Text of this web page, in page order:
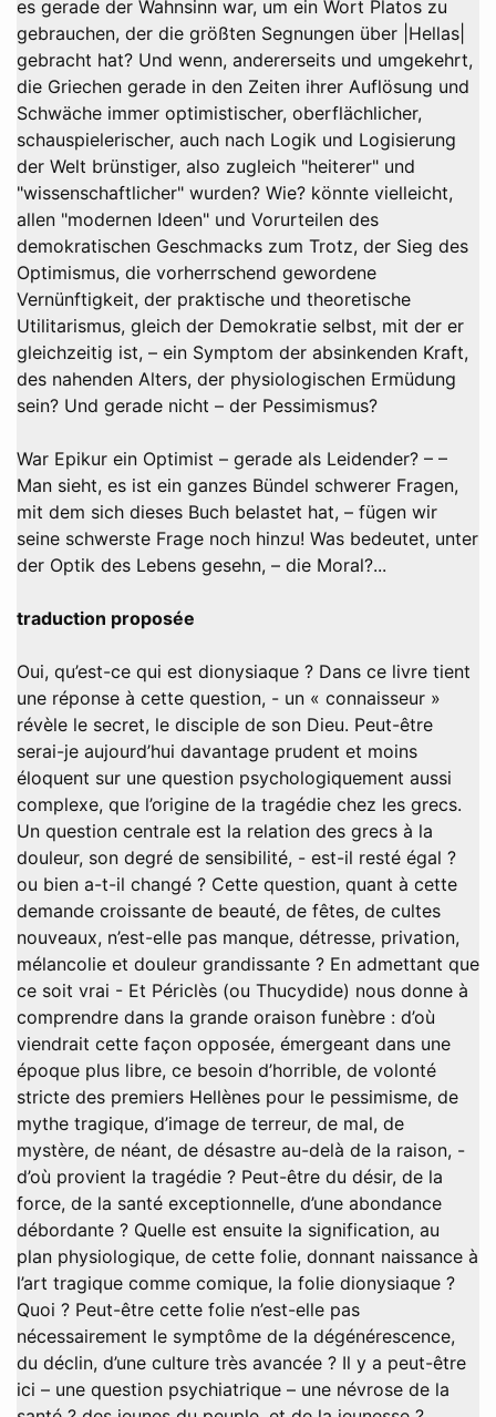
es gerade der Wahnsinn war, um ein Wort Platos zu
gebrauchen, der die größten Segnungen über |Hellas|
gebracht hat? Und wenn, andererseits und umgekehrt,
die Griechen gerade in den Zeiten ihrer Auflösung und
Schwäche immer optimistischer, oberflächlicher,
schauspielerischer, auch nach Logik und Logisierung
der Welt brünstiger, also zugleich "heiterer" und
"wissenschaftlicher" wurden? Wie? könnte vielleicht,
allen "modernen Ideen" und Vorurteilen des
demokratischen Geschmacks zum Trotz, der Sieg des
Optimismus, die vorherrschend gewordene
Vernünftigkeit, der praktische und theoretische
Utilitarismus, gleich der Demokratie selbst, mit der er
gleichzeitig ist, – ein Symptom der absinkenden Kraft,
des nahenden Alters, der physiologischen Ermüdung
sein? Und gerade nicht – der Pessimismus?
War Epikur ein Optimist – gerade als Leidender? – –
Man sieht, es ist ein ganzes Bündel schwerer Fragen,
mit dem sich dieses Buch belastet hat, – fügen wir
seine schwerste Frage noch hinzu! Was bedeutet, unter
der Optik des Lebens gesehn, – die Moral?...
traduction proposée
Oui, qu’est-ce qui est dionysiaque ? Dans ce livre tient
une réponse à cette question, - un « connaisseur »
révèle le secret, le disciple de son Dieu. Peut-être
serai-je aujourd’hui davantage prudent et moins
éloquent sur une question psychologiquement aussi
complexe, que l’origine de la tragédie chez les grecs.
Un question centrale est la relation des grecs à la
douleur, son degré de sensibilité, - est-il resté égal ?
ou bien a-t-il changé ? Cette question, quant à cette
demande croissante de beauté, de fêtes, de cultes
nouveaux, n’est-elle pas manque, détresse, privation,
mélancolie et douleur grandissante ? En admettant que
ce soit vrai - Et Périclès (ou Thucydide) nous donne à
comprendre dans la grande oraison funèbre : d’où
viendrait cette façon opposée, émergeant dans une
époque plus libre, ce besoin d’horrible, de volonté
stricte des premiers Hellènes pour le pessimisme, de
mythe tragique, d’image de terreur, de mal, de
mystère, de néant, de désastre au-delà de la raison, -
d’où provient la tragédie ? Peut-être du désir, de la
force, de la santé exceptionnelle, d’une abondance
débordante ? Quelle est ensuite la signification, au
plan physiologique, de cette folie, donnant naissance à
l’art tragique comme comique, la folie dionysiaque ?
Quoi ? Peut-être cette folie n’est-elle pas
nécessairement le symptôme de la dégénérescence,
du déclin, d’une culture très avancée ? Il y a peut-être
ici – une question psychiatrique – une névrose de la